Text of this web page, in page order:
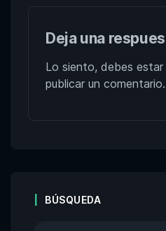
Deja una
Lo siento, debes estar
publicar un comentario.
BÚSQUEDA